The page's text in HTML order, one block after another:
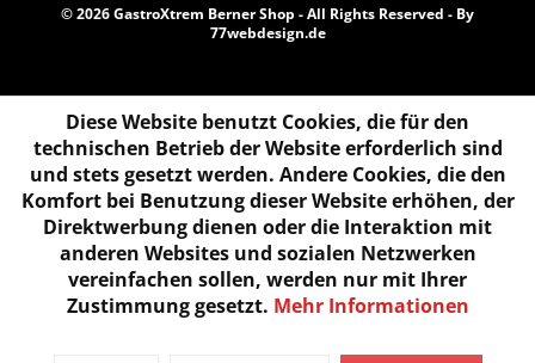
© 2026 GastroXtrem Berner Shop - All Rights Reserved - By
77webdesign.de
Diese Website benutzt Cookies, die für den
technischen Betrieb der Website erforderlich sind
und stets gesetzt werden. Andere Cookies, die den
Komfort bei Benutzung dieser Website erhöhen, der
Direktwerbung dienen oder die Interaktion mit
anderen Websites und sozialen Netzwerken
vereinfachen sollen, werden nur mit Ihrer
Zustimmung gesetzt. Mehr Informationen